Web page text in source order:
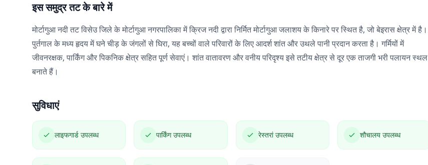
इस समुद्र तट के बारे में
मोर्टागुआ नदी तट विसेउ जिले के मोर्टागुआ नगरपालिका में क्रिज नदी द्वारा निर्मित मोर्टागुआ जलाशय के किनारे पर स्थित है, जो बेइरास क्षेत्र में है।
पुर्तगाल के मध्य हृदय में घने चीड़ के जंगलों से घिरा, यह बच्चों वाले परिवारों के लिए आदर्श शांत और उथले पानी प्रदान करता है। गर्मियों में
जीवनरक्षक, पार्किंग और पिकनिक क्षेत्र सहित पूर्ण सेवाएं। शांत वातावरण और वनीय परिदृश्य इसे तटीय क्षेत्र से दूर एक ताजगी भरी पलायन स्थल
बनाते हैं।
सुविधाएं
लाइफगार्ड उपलब्ध पार्किंग उपलब्ध रेस्तरां उपलब्ध शौचालय उपलब्ध